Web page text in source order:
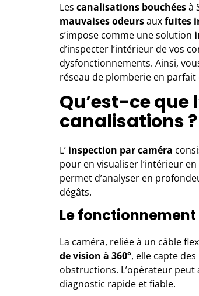
Les canalisations bouchéesà
mauvaises odeursauxfuites
s’impose comme une solution
d’inspecter l’intérieur de vos
dysfonctionnements. Ainsi,
réseau de plomberie en parfait
Qu’est-ce que
canalisations ?
L’ inspection par caméra
pour en visualiser l’intérieur
permet d’analyser en
dégâts.
Le
La caméra, reliée à un câble
de vision à 360°, elle capte
obstructions. L’opérateur
diagnostic rapide et fiable.